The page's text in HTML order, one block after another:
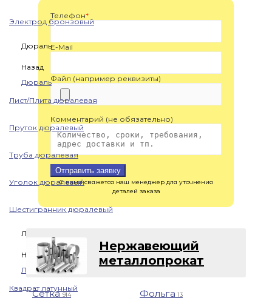
Электрод бронзовый
Дюраль
Назад
Дюраль
Лист/Плита дюралевая
Пруток дюралевый
Труба дюралевая
Уголок дюралевый
Шестигранник дюралевый
Латунь
Назад
Латунь
Квадрат латунный
Телефон*
E-Mail
Файл (например реквизиты)
Комментарий (не обязательно)
Отправить заявку
С вами свяжется наш менеджер для уточнения
деталей заказа
Нержавеющий
металлопрокат
Сетка914 Фольга13